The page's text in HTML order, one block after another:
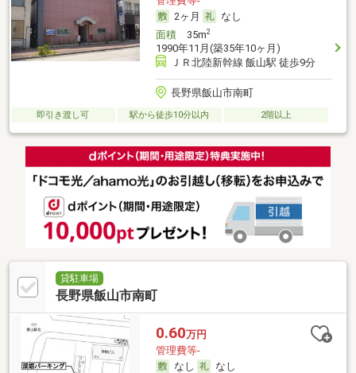
2ヶ月
なし
面積35m2
1990年11月(築35年10ヶ月)
ＪＲ北陸新幹線 飯山駅 徒歩9分
長野県飯山市南町
即引き渡し可 駅から徒歩10分以内 2階以上
貸駐車場
長野県飯山市南町
0.60万円
管理費等-
なし
なし